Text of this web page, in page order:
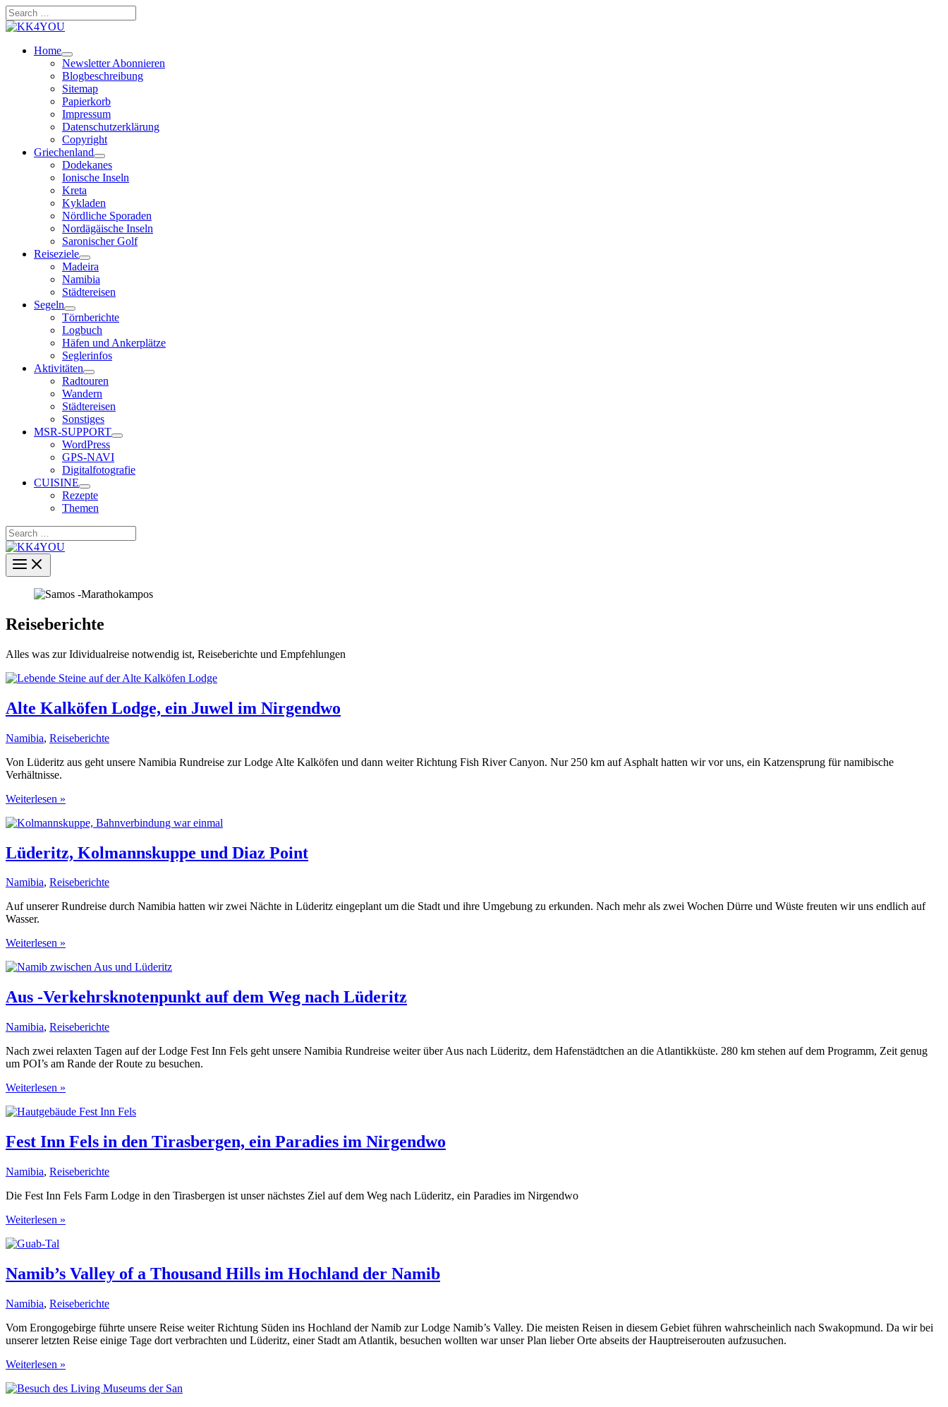
Zum
Inhalt
Search
…
Home
Newsletter Abonnieren
Blogbeschreibung
Sitemap
Papierkorb
Impressum
Datenschutzerklärung
Copyright
Griechenland
Dodekanes
Ionische Inseln
Kreta
Kykladen
Nördliche Sporaden
Nordägäische Inseln
Saronischer Golf
Reiseziele
Madeira
Namibia
Städtereisen
Segeln
Törnberichte
Logbuch
Häfen und Ankerplätze
Seglerinfos
Aktivitäten
Radtouren
Wandern
Städtereisen
Sonstiges
MSR-SUPPORT
WordPress
GPS-NAVI
Digitalfotografie
CUISINE
Rezepte
Themen
Search
…
Reiseberichte
Alles was zur Idividualreise notwendig ist, Reiseberichte und Empfehlungen
Alte Kalköfen Lodge, ein Juwel im Nirgendwo
Namibia, Reiseberichte
Von Lüderitz aus geht unsere Namibia Rundreise zur Lodge Alte Kalköfen und dann weiter Richtung Fish River Canyon. Nur 250 km auf Asphalt hatten wir vor uns, ein Katzensprung für namibische
Verhältnisse.
Alte
Lodge,
Juwel
im
Weiterlesen »
Lüderitz, Kolmannskuppe und Diaz Point
Namibia, Reiseberichte
Auf unserer Rundreise durch Namibia hatten wir zwei Nächte in Lüderitz eingeplant um die Stadt und ihre Umgebung zu erkunden. Nach mehr als zwei Wochen Dürre und Wüste freuten wir uns endlich auf
Wasser.
Lüderitz,
und
Point
Weiterlesen »
Aus -Verkehrsknotenpunkt auf dem Weg nach Lüderitz
Namibia, Reiseberichte
Nach zwei relaxten Tagen auf der Lodge Fest Inn Fels geht unsere Namibia Rundreise weiter über Aus nach Lüderitz, dem Hafenstädtchen an die Atlantikküste. 280 km stehen auf dem Programm, Zeit genug
um POI’s am Rande der Route zu besuchen.
Aus
Verkehrsknotenpunkt
dem
Weg
Lüderitz
Weiterlesen »
Fest Inn Fels in den Tirasbergen, ein Paradies im Nirgendwo
Namibia, Reiseberichte
Die Fest Inn Fels Farm Lodge in den Tirasbergen ist unser nächstes Ziel auf dem Weg nach Lüderitz, ein Paradies im Nirgendwo
Fest
Fels
den
Tirasbergen,
Paradies
Nirgendwo
Weiterlesen »
Namib’s Valley of a Thousand Hills im Hochland der Namib
Namibia, Reiseberichte
Vom Erongogebirge führte unsere Reise weiter Richtung Süden ins Hochland der Namib zur Lodge Namib’s Valley. Die meisten Reisen in diesem Gebiet führen wahrscheinlich nach Swakopmund. Da wir bei
unserer letzten Reise einige Tage dort verbrachten und Lüderitz, einer Stadt am Atlantik, besuchen wollten war unser Plan lieber Orte abseits der Hauptreiserouten aufzusuchen.
Namib’s
of
Weiterlesen »